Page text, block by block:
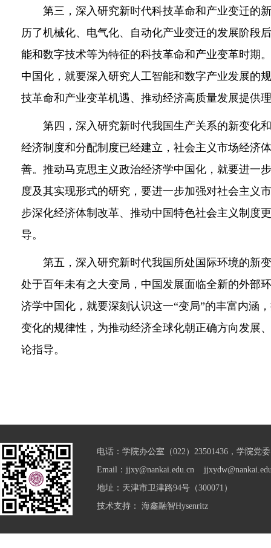
第三，深入研究新时代科技革命和产业变迁的
历了机械化、电气化、自动化产业变迁的发展阶段
能和数字技术等为特征的科技革命和产业变革时期
中国化，就要深入研究人工智能和数字产业发展的
技革命和产业变革机遇、推动经济高质量发展提供
第四，深入研究新时代我国生产关系的新变化
经济制度和分配制度已经建立，社会主义市场经济
善。推动马克思主义政治经济学中国化，就要进一
度及其实现形式的研究，要进一步加强对社会主义
步深化经济体制改革、推动中国特色社会主义制度
导。
第五，深入研究新时代我国所处国际环境的新
处于百年未有之大变局，中国发展面临全新的外部
济学中国化，就要深刻认识这一“变局”的丰富内涵
变化的规律性，为推动经济全球化朝正确方向发展
论指导。
电话：学院办公室（022）23501436，学院党
Email：jjxy@nankai.edu.cn
地址：天津市卫津路94号（300071）
技术支持： 海鑫融智Hysenritz